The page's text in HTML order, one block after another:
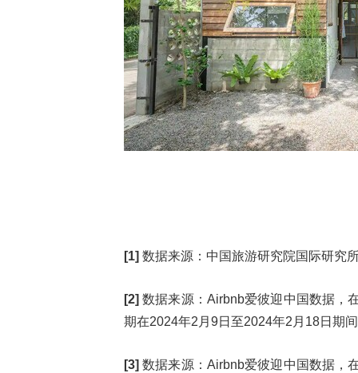
[1] 数据来源：中国旅游研究院国际研究
[2] 数据来源：Airbnb爱彼迎中国数据，
期在2024年2月9日至2024年2月18日期
[3] 数据来源：Airbnb爱彼迎中国数据，